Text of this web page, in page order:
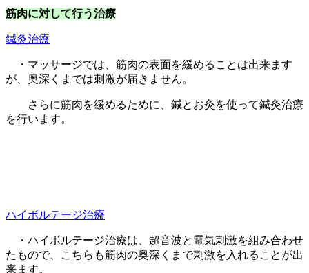
筋肉に対して行う治療
鍼灸治療
・マッサージでは、筋肉の表面を緩めることは出来ます
が、奥深くまでは刺激が届きません。
さらに筋肉を緩めるために、鍼とお灸を使って鍼灸治療
を行います。
ハイボルテージ治療
・ハイボルテージ治療は、超音波と電気刺激を組み合わせ
たもので、こちらも筋肉の奥深くまで刺激を入れることが出
来ます。